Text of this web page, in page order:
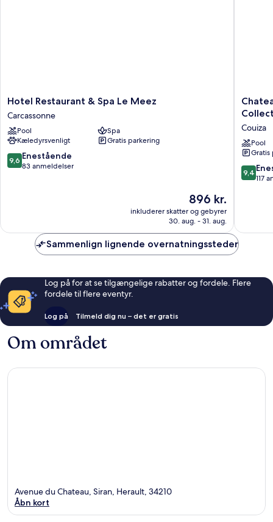
Hotel
Restaurant
&
Spa
Le
Meez
Carcassonne
Hotel Restaurant & Spa Le Meez
Carcassonne
Pool
Spa
Kæledyrsvenligt
Gratis parkering
9.6
ud
9,6 Enestående
83 anmeldelser
Prisen
er
896 kr.
896 kr.
inkluderer skatter og gebyrer
30. aug. - 31. aug.
Chateau
des
de
BW
Couiza
Pool
Gratis
9.4
ud
9,4
117
Sammenlign lignende overnatningssteder
Log på for at se tilgængelige rabatter og fordele. Flere
fordele til flere eventyr.
Log på Tilmeld dig nu – det er gratis
Om området
Avenue du Chateau, Siran, Herault, 34210
Åbn kort